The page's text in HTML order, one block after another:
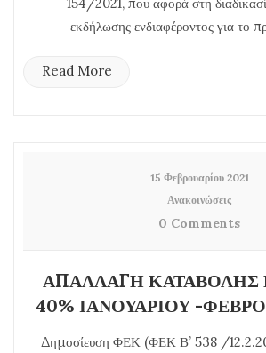
εκδήλωσης ενδιαφέροντος για το
Read More
15 Φεβρουαρίου 2021
Ανακοινώσεις
0 Comments
ΑΠΑΛΛΑΓΗ ΚΑΤΑΒΟΛΗΣ
40% ΙΑΝΟΥΑΡΙΟΥ -
Δημοσίευση ΦΕΚ (ΦΕΚ Β’ 538 /